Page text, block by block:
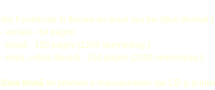
Vor fi publicate în fiecare an două sau trei titluri (format
- versuri - 64 pagini
- proză - 150 pagini (2200 semne/pag.)
- eseu, critica literară - 150 pagini (2200 semne/pag.)
Data limităde predare a manuscriselor (pe CD şi